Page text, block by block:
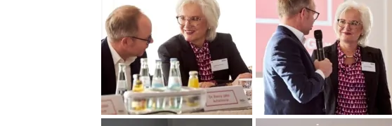
DGSv_MV_2025_Foto_Nicolas_Wefers_014__